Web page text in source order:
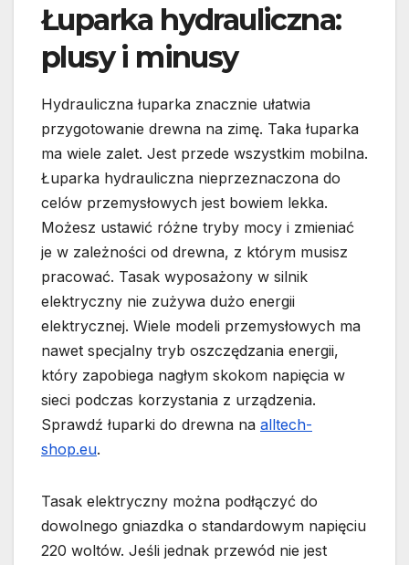
Łuparka hydrauliczna:
plusy i minusy
Hydrauliczna łuparka znacznie ułatwia
przygotowanie drewna na zimę. Taka łuparka
ma wiele zalet. Jest przede wszystkim mobilna.
Łuparka hydrauliczna nieprzeznaczona do
celów przemysłowych jest bowiem lekka.
Możesz ustawić różne tryby mocy i zmieniać
je w zależności od drewna, z którym musisz
pracować. Tasak wyposażony w silnik
elektryczny nie zużywa dużo energii
elektrycznej. Wiele modeli przemysłowych ma
nawet specjalny tryb oszczędzania energii,
który zapobiega nagłym skokom napięcia w
sieci podczas korzystania z urządzenia.
Sprawdź łuparki do drewna na alltech-
shop.eu.
Tasak elektryczny można podłączyć do
dowolnego gniazdka o standardowym napięciu
220 woltów. Jeśli jednak przewód nie jest